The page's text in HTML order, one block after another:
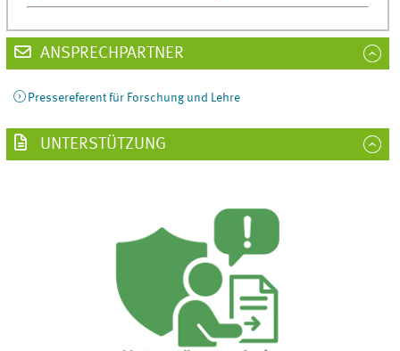
ANSPRECHPARTNER
Pressereferent für Forschung und Lehre
UNTERSTÜTZUNG